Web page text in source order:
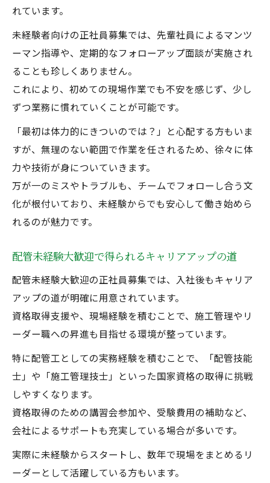
れています。
未経験者向けの正社員募集では、先輩社員によるマンツ
ーマン指導や、定期的なフォローアップ面談が実施され
ることも珍しくありません。
これにより、初めての現場作業でも不安を感じず、少し
ずつ業務に慣れていくことが可能です。
「最初は体力的にきついのでは？」と心配する方もいま
すが、無理のない範囲で作業を任されるため、徐々に体
力や技術が身についていきます。
万が一のミスやトラブルも、チームでフォローし合う文
化が根付いており、未経験からでも安心して働き始めら
れるのが魅力です。
配管未経験大歓迎で得られるキャリアアップの道
配管未経験大歓迎の正社員募集では、入社後もキャリア
アップの道が明確に用意されています。
資格取得支援や、現場経験を積むことで、施工管理やリ
ーダー職への昇進も目指せる環境が整っています。
特に配管工としての実務経験を積むことで、「配管技能
士」や「施工管理技士」といった国家資格の取得に挑戦
しやすくなります。
資格取得のための講習会参加や、受験費用の補助など、
会社によるサポートも充実している場合が多いです。
実際に未経験からスタートし、数年で現場をまとめるリ
ーダーとして活躍している方もいます。